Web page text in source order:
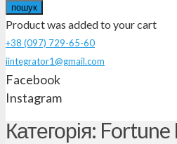
пошук
Productwas added to your cart
+38 (097) 729-65-60
iintegrator1@gmail.com
Facebook
Instagram
Категорія: